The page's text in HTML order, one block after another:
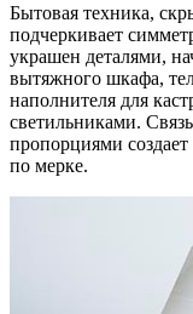
Бытовая техника,
подчеркивает
украшен деталями,
вытяжного шкафа,
наполнителя для
светильниками.
пропорциями
по мерке.